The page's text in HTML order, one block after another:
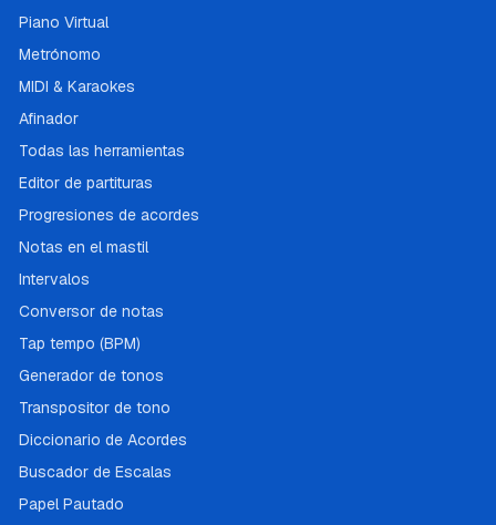
Piano Virtual
Metrónomo
MIDI & Karaokes
Afinador
Todas las herramientas
Editor de partituras
Progresiones de acordes
Notas en el mastil
Intervalos
Conversor de notas
Tap tempo (BPM)
Generador de tonos
Transpositor de tono
Diccionario de Acordes
Buscador de Escalas
Papel Pautado